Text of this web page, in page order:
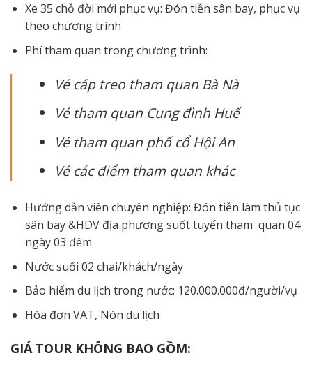
Xe 35 chỗ đời mới phục vụ: Đón tiễn sân bay, phục vụ
theo chương trình
Phí tham quan trong chương trình:
Vé cáp treo tham quan Bà Nà
Vé tham quan Cung đình Huế
Vé tham quan phố cổ Hội An
Vé các điểm tham quan khác
Hướng dẫn viên chuyên nghiệp: Đón tiễn làm thủ tục
sân bay &HDV địa phương suốt tuyến tham quan 04
ngày 03 đêm
Nước suối 02 chai/khách/ngày
Bảo hiểm du lịch trong nước: 120.000.000đ/người/vụ
Hóa đơn VAT, Nón du lịch
GIÁ TOUR KHÔNG BAO GỒM: